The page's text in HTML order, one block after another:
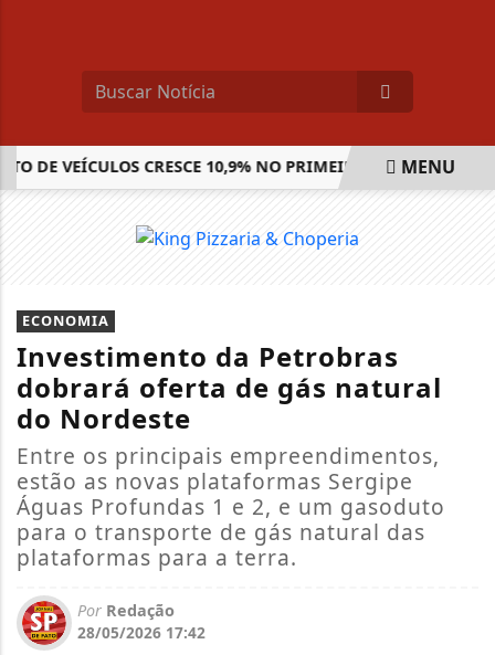
DE VEÍCULOS CRESCE 10,9% NO PRIMEIRO SEMESTRE
MENU
ECONOMIA
Investimento da Petrobras
dobrará oferta de gás natural
do Nordeste
Entre os principais empreendimentos,
estão as novas plataformas Sergipe
Águas Profundas 1 e 2, e um gasoduto
para o transporte de gás natural das
plataformas para a terra.
Por Redação
28/05/2026 17:42